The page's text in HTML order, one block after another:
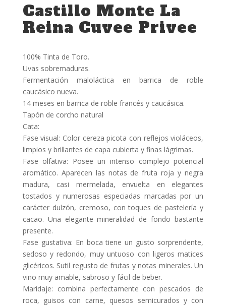
Castillo Monte La
Reina Cuvee Privee
100% Tinta de Toro.
Uvas sobremaduras.
Fermentación maloláctica en barrica de roble
caucásico nueva.
14 meses en barrica de roble francés y caucásica.
Tapón de corcho natural
Cata:
Fase visual: Color cereza picota con reflejos violáceos,
limpios y brillantes de capa cubierta y finas lágrimas.
Fase olfativa: Posee un intenso complejo potencial
aromático. Aparecen las notas de fruta roja y negra
madura, casi mermelada, envuelta en elegantes
tostados y numerosas especiadas marcadas por un
carácter dulzón, cremoso, con toques de pastelería y
cacao. Una elegante mineralidad de fondo bastante
presente.
Fase gustativa: En boca tiene un gusto sorprendente,
sedoso y redondo, muy untuoso con ligeros matices
glicéricos. Sutil regusto de frutas y notas minerales. Un
vino muy amable, sabroso y fácil de beber.
Maridaje: combina perfectamente con pescados de
roca, guisos con carne, quesos semicurados y con